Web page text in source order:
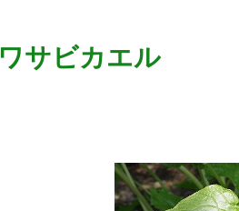
ワサビカエル